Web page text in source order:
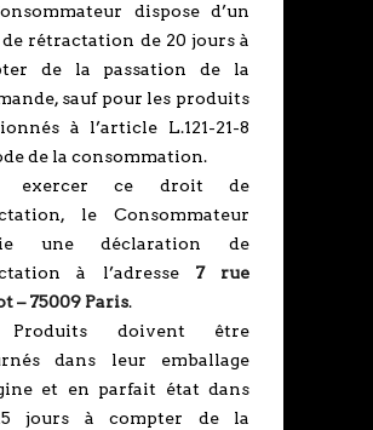
dispose d’un
rétractation de 20 jours à
de la passation de la
sauf pour les produits
à l’article L.121-21-8
de la consommation.
exercer ce droit de
le Consommateur
une déclaration de
à l’adresse 7 rue
– 75009 Paris.
Produits doivent être
dans leur emballage
et en parfait état dans
jours à compter de la